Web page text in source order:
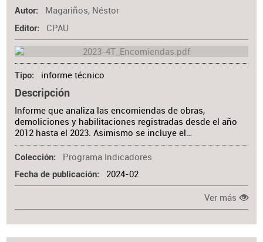
Autor Magariños, Néstor
Editor CPAU
Tipo informe técnico
Descripción
Informe que analiza las encomiendas de obras,
demoliciones y habilitaciones registradas desde el año
2012 hasta el 2023. Asimismo se incluye el…
Colección Programa Indicadores
Fecha de publicación 2024-02
Ver más